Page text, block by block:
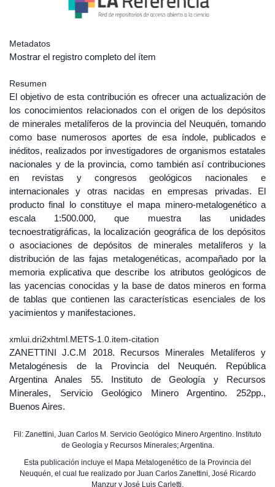
Metadatos
Mostrar el registro completo del ítem
Resumen
El objetivo de esta contribución es ofrecer una actualización de
los conocimientos relacionados con el origen de los depósitos
de minerales metalíferos de la provincia del Neuquén, tomando
como base numerosos aportes de esa índole, publicados e
inéditos, realizados por investigadores de organismos estatales
nacionales y de la provincia, como también así contribuciones
en revistas y congresos geológicos nacionales e
internacionales y otras nacidas en empresas privadas. El
producto final lo constituye el mapa minero-metalogenético a
escala 1:500.000, que muestra las unidades
tecnoestratigráficas, la localización geográfica de los depósitos
o asociaciones de depósitos de minerales metalíferos y la
distribución de las fajas metalogenéticas, acompañado por la
memoria explicativa que describe los atributos geológicos de
las yacencias conocidas y la base de datos mineros en forma
de tablas que contienen las características esenciales de los
yacimientos y manifestaciones.
xmlui.dri2xhtml.METS-1.0.item-citation
ZANETTINI J.C.M 2018. Recursos Minerales Metalíferos y
Metalogénesis de la Provincia del Neuquén. República
Argentina Anales 55. Instituto de Geología y Recursos
Minerales, Servicio Geológico Minero Argentino. 252pp.,
Buenos Aires.
Fil: Zanettini, Juan Carlos M. Servicio Geológico Minero Argentino. Instituto
de Geología y Recursos Minerales; Argentina.
Esta publicación incluye el Mapa Metalogenético de la Provincia del
Neuquén, el cual fue realizado por Juan Carlos Zanettini, José Ricardo
Manzur y José Luis Carletti.